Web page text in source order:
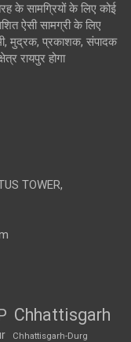
के सामग्रियों के लिए कोई
ऐसी सामग्री के लिए
मुद्रक, प्रकाशक, संपादक
रायपुर होगा
TOWER,
Chhattisgarh
Chhattisgarh-Durg